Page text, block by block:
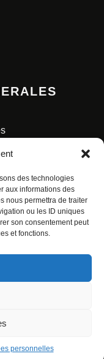
des technologies
aux informations des
nous permettra de traiter
ou les ID uniques
son consentement peut
et fonctions.
personnelles
personnelles
POUR LES